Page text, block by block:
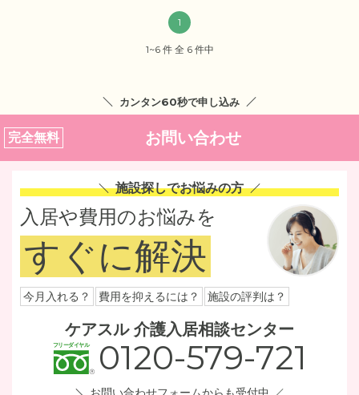
1
1~6 件 全 6 件中
カンタン60秒で申し込み
完全無料 お問い合わせ
施設探しでお悩みの方
入居や費用のお悩みを
すぐに解決
今月入れる？ 費用を抑えるには？ 施設の評判は？
ケアスル 介護入居相談センター
0120-579-721